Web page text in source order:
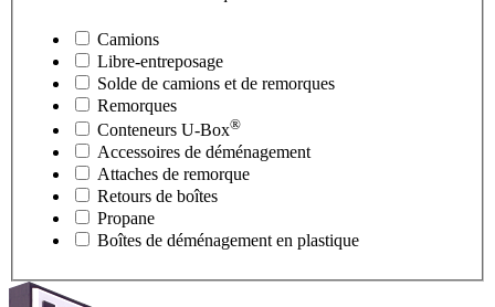
Camions
Libre-entreposage
Solde de camions et de remorques
Remorques
Conteneurs U-Box®
Accessoires de déménagement
Attaches de remorque
Retours de boîtes
Propane
Boîtes de déménagement en plastique